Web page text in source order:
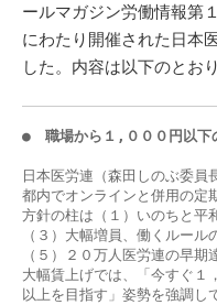
ールマガジン労働情報第
にわたり開催された日本
した。内容は以下のとお
●　職場から１,０００円以下
日本医労連（森田しのぶ委
都内でオンラインと併用の定
方針の柱は（１）いのちと平
（３）大幅増員、働くルー
（５）２０万人医労連の早期
大幅賃上げでは、「今すぐ１
以上を目指す」姿勢を強調し